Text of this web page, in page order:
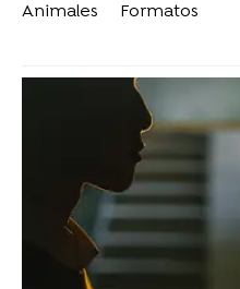
Animales
Formatos